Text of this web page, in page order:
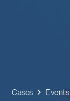
Casos Events